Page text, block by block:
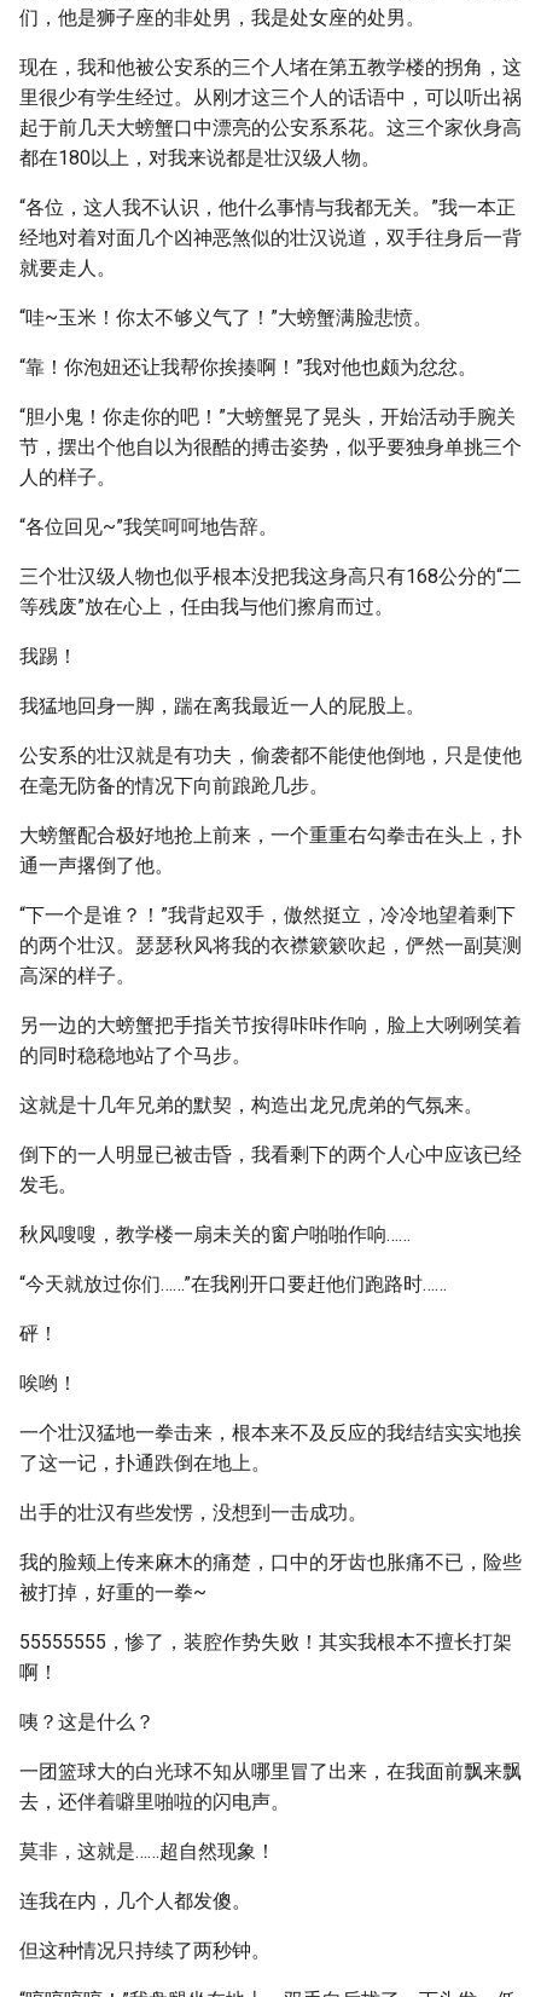
们，他是狮子座的非处男，我是处女座的处男。
现在，我和他被公安系的三个人堵在第五教学楼的拐角，这
里很少有学生经过。从刚才这三个人的话语中，可以听出祸
起于前几天大螃蟹口中漂亮的公安系系花。这三个家伙身高
都在180以上，对我来说都是壮汉级人物。
“各位，这人我不认识，他什么事情与我都无关。”我一本正
经地对着对面几个凶神恶煞似的壮汉说道，双手往身后一背
就要走人。
“哇~玉米！你太不够义气了！”大螃蟹满脸悲愤。
“靠！你泡妞还让我帮你挨揍啊！”我对他也颇为忿忿。
“胆小鬼！你走你的吧！”大螃蟹晃了晃头，开始活动手腕关
节，摆出个他自以为很酷的搏击姿势，似乎要独身单挑三个
人的样子。
“各位回见~”我笑呵呵地告辞。
三个壮汉级人物也似乎根本没把我这身高只有168公分的“二
等残废”放在心上，任由我与他们擦肩而过。
我踢！
我猛地回身一脚，踹在离我最近一人的屁股上。
公安系的壮汉就是有功夫，偷袭都不能使他倒地，只是使他
在毫无防备的情况下向前踉跄几步。
大螃蟹配合极好地抢上前来，一个重重右勾拳击在头上，扑
通一声撂倒了他。
“下一个是谁？！”我背起双手，傲然挺立，冷冷地望着剩下
的两个壮汉。瑟瑟秋风将我的衣襟簌簌吹起，俨然一副莫测
高深的样子。
另一边的大螃蟹把手指关节按得咔咔作响，脸上大咧咧笑着
的同时稳稳地站了个马步。
这就是十几年兄弟的默契，构造出龙兄虎弟的气氛来。
倒下的一人明显已被击昏，我看剩下的两个人心中应该已经
发毛。
秋风嗖嗖，教学楼一扇未关的窗户啪啪作响……
“今天就放过你们……”在我刚开口要赶他们跑路时……
砰！
唉哟！
一个壮汉猛地一拳击来，根本来不及反应的我结结实实地挨
了这一记，扑通跌倒在地上。
出手的壮汉有些发愣，没想到一击成功。
我的脸颊上传来麻木的痛楚，口中的牙齿也胀痛不已，险些
被打掉，好重的一拳~
55555555，惨了，装腔作势失败！其实我根本不擅长打架
啊！
咦？这是什么？
一团篮球大的白光球不知从哪里冒了出来，在我面前飘来飘
去，还伴着噼里啪啦的闪电声。
莫非，这就是……超自然现象！
连我在内，几个人都发傻。
但这种情况只持续了两秒钟。